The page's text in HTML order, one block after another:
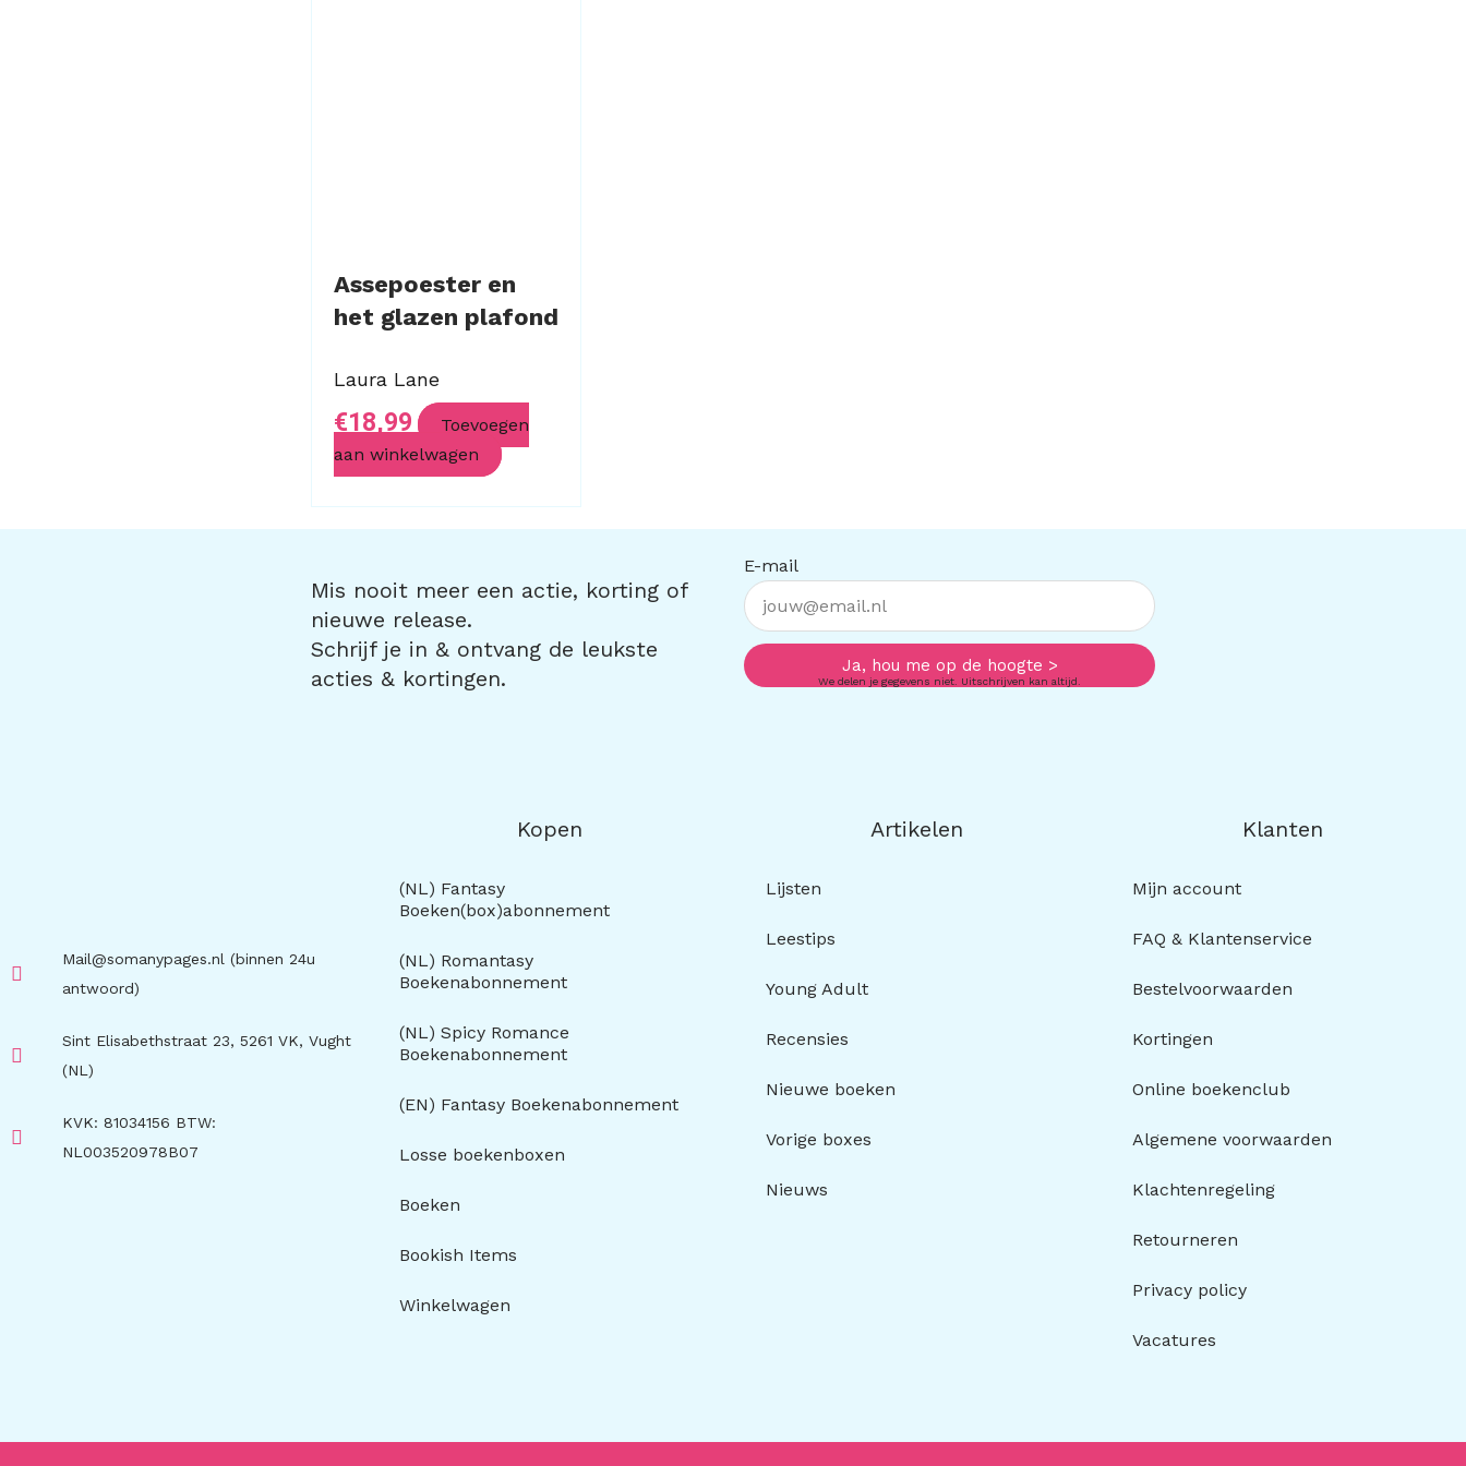
Assepoester en
het glazen plafond
Laura Lane
€18,99
Toevoegen
aan winkelwagen
Mis nooit meer een actie, korting of
nieuwe release.
Schrijf je in & ontvang de leukste
acties & kortingen.
E-mail
Ja, hou me op de hoogte >
We delen je gegevens niet. Uitschrijven kan altijd.
Mail@somanypages.nl (binnen 24u
antwoord)
Sint Elisabethstraat 23, 5261 VK, Vught
(NL)
KVK: 81034156 BTW:
NL003520978B07
Kopen
(NL) Fantasy
Boeken(box)abonnement
(NL) Romantasy
Boekenabonnement
(NL) Spicy Romance
Boekenabonnement
(EN) Fantasy Boekenabonnement
Losse boekenboxen
Boeken
Bookish Items
Winkelwagen
Artikelen
Lijsten
Leestips
Young Adult
Recensies
Nieuwe boeken
Vorige boxes
Nieuws
Klanten
Mijn account
FAQ & Klantenservice
Bestelvoorwaarden
Kortingen
Online boekenclub
Algemene voorwaarden
Klachtenregeling
Retourneren
Privacy policy
Vacatures